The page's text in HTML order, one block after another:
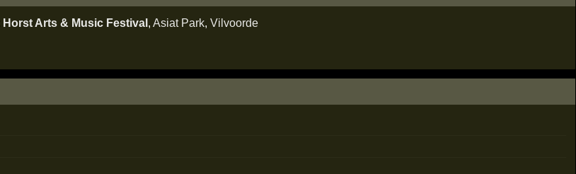
Horst Arts & Music Festival , Asiat Park, Vilvoorde